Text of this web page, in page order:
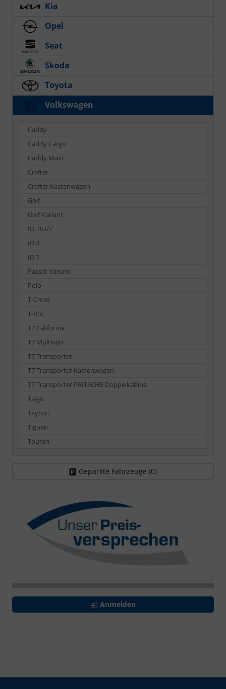
Kia
Opel
Seat
Skoda
Toyota
Volkswagen
Caddy
Caddy Cargo
Caddy Maxi
Crafter
Crafter Kastenwagen
Golf
Golf Variant
ID. BUZZ
ID.4
ID.7
Passat Variant
Polo
T-Cross
T-Roc
T7 California
T7 Multivan
T7 Transporter
T7 Transporter Kastenwagen
T7 Transporter PRITSCHE Doppelkabine
Taigo
Tayron
Tiguan
Touran
Geparkte Fahrzeuge (0)
Anmelden